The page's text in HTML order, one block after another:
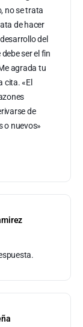
no se trata
de hacer
del
ser el fin
agrada tu
cita. «El
de
o nuevos»